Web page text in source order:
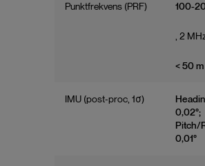
Punktfrekvens (PRF) 100-
, 2
< 50
IMU (post‑proc, 1σ)
0,02°;
Pitch/
0,01°